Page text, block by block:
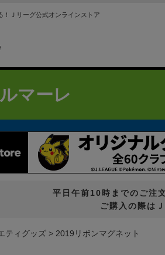
！Ｊリーグ公式オンラインストア
マーレ
平日午前10時までのご注
ご購入の際は
ティグッズ 2019リボンマグネット